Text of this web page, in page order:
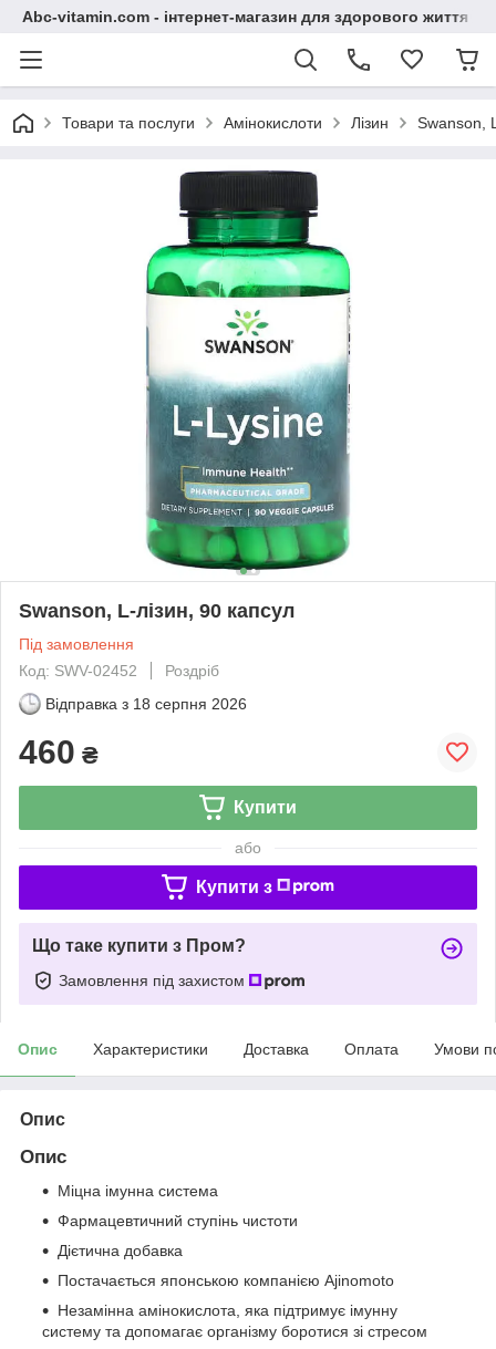
Abc-vitamin.com - інтернет-магазин для здорового життя
Товари та послуги Амінокислоти Лізин Swanson,
Swanson, L-лізин, 90 капсул
Під замовлення
Код: SWV-02452
Роздріб
Відправка з 18 серпня 2026
460 ₴
Купити
або
Купити з
Що таке купити з Пром?
Замовлення під захистом
Опис Характеристики Доставка Оплата Умови
Опис
Опис
Міцна імунна система
Фармацевтичний ступінь чистоти
Дієтична добавка
Постачається японською компанією Ajinomoto
Незамінна амінокислота, яка підтримує імунну
систему та допомагає організму боротися зі стресом